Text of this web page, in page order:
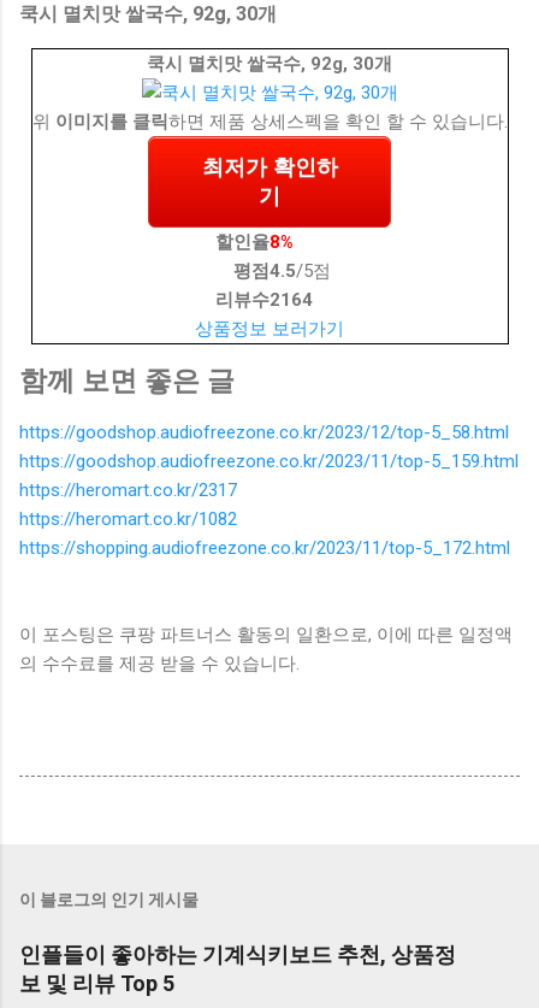
쿡시 멸치맛 쌀국수, 92g, 30개
쿡시 멸치맛 쌀국수, 92g, 30개
위 이미지를 클릭하면 제품 상세스펙을 확인 할 수 있습니다.
최저가 확인하
기
할인율8%
평점4.5/5점
리뷰수2164
상품정보 보러가기
함께 보면 좋은 글
https://goodshop.audiofreezone.co.kr/2023/12/top-5_58.html
https://goodshop.audiofreezone.co.kr/2023/11/top-5_159.html
https://heromart.co.kr/2317
https://heromart.co.kr/1082
https://shopping.audiofreezone.co.kr/2023/11/top-5_172.html
이 포스팅은 쿠팡 파트너스 활동의 일환으로, 이에 따른 일정액
의 수수료를 제공 받을 수 있습니다.
이 블로그의 인기 게시물
인플들이 좋아하는 기계식키보드 추천, 상품정
보 및 리뷰 Top 5